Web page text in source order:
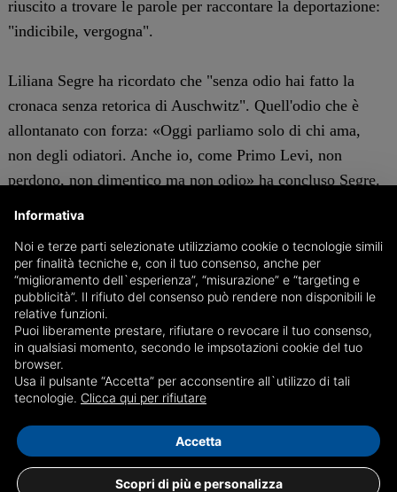
riuscito a trovare le parole per raccontare la deportazione:
"indicibile, vergogna".
Liliana Segre ha ricordato che "senza odio hai fatto la
cronaca senza retorica di Auschwitz". Quell'odio che è
allontanato con forza: «Oggi parliamo solo di chi ama,
non degli odiatori. Anche io, come Primo Levi, non
perdono, non dimentico ma non odio» ha concluso Segre.
onoraria, votata da tutto il consiglio comunale per
"esprimere il giusto riconoscimento del valore morale ed
educativo del ruolo che la Senatrice a vita Liliana Segre,
autorevole testimone di una pagina oscura della storia del
secolo scorso, sta svolgendo attraverso una intensa attività
di conservazione della memoria e di opportunità di
conoscenza e crescita per le giovani generazioni". E la
commozione ha stretto la gola del Sindaco Marco Bucci
che, a fianco di Piero Dello Strologo, ha voluto,
approfittando di questa importante occasione chiedere
Informativa
Noi e terze parti selezionate utilizziamo cookie o tecnologie simili
per finalità tecniche e, con il tuo consenso, anche per
“miglioramento dell`esperienza”, “misurazione” e “targeting e
pubblicità”. Il rifiuto del consenso può rendere non disponibili le
relative funzioni.
Puoi liberamente prestare, rifiutare o revocare il tuo consenso,
in qualsiasi momento, secondo le impsotazioni cookie del tuo
browser.
Usa il pulsante “Accetta” per acconsentire all`utilizzo di tali
tecnologie. Clicca qui per rifiutare
Scopri di più e personalizza
Accetta